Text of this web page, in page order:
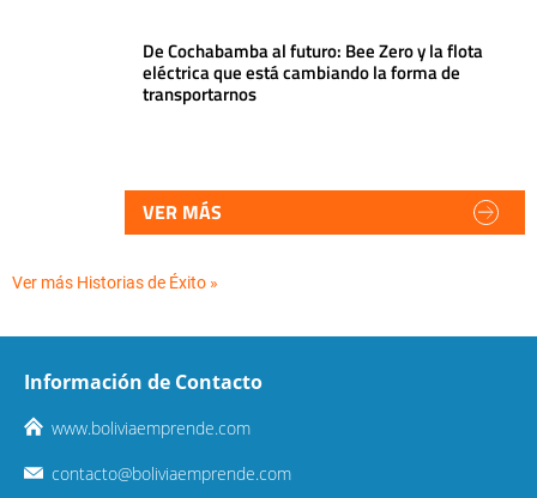
De Cochabamba al futuro: Bee Zero y la flota
eléctrica que está cambiando la forma de
transportarnos
VER MÁS
Ver más Historias de Éxito »
Información de Contacto
www.boliviaemprende.com
contacto@boliviaemprende.com